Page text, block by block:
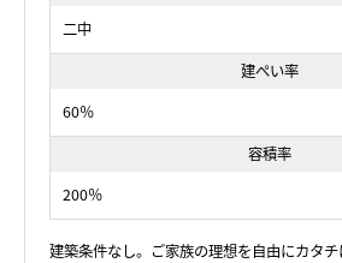
二中
建ぺい率
60％
容積率
200％
建築条件なし。ご家族の理想を自由にカタ